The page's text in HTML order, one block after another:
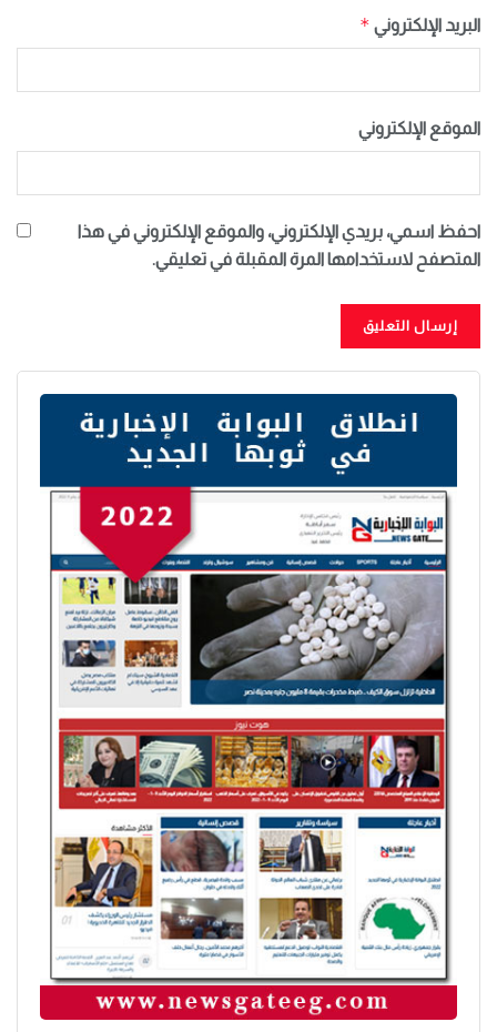
البريد الإلكتروني *
الموقع الإلكتروني
احفظ اسمي، بريدي الإلكتروني، والموقع الإلكتروني في هذا
المتصفح لاستخدامها المرة المقبلة في تعليقي.